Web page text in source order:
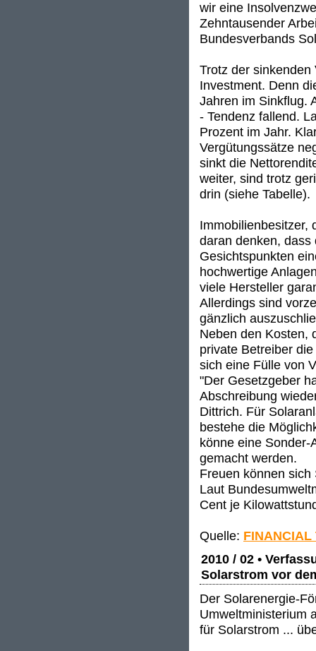
wir eine
Zehntausender
Bundesverbands
Trotz der
Investment. Denn
Jahren im Sinkflug.
- Tendenz fallend.
Prozent im Jahr.
Vergütungssätze
sinkt die
weiter, sind trotz
drin (siehe Tabelle).
Immobilienbesitzer,
daran denken,
Gesichtspunkten
hochwertige
viele Hersteller
Allerdings sind
gänzlich
Neben den Kosten,
private Betreiber
sich eine Fülle von
"Der Gesetzgeber
Abschreibung
Dittrich. Für
bestehe die
könne eine Sonder-
gemacht werden.
Freuen können
Laut
Cent je
Quelle: FINANCIAL
2010 / 02 •
Solarstrom vor
Der Solarenergie-
Umweltministerium
für Solarstrom ...